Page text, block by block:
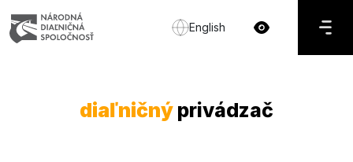
English
diaľničný privádzač